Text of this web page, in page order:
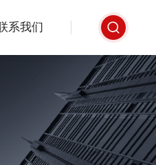
系我们